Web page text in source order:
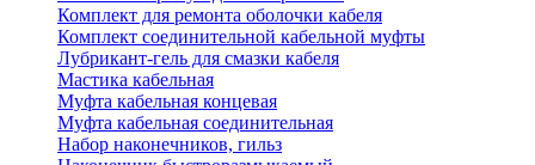
Комплект для ремонта оболочки кабеля
Комплект соединительной кабельной муфты
Лубрикант-гель для смазки кабеля
Мастика кабельная
Муфта кабельная концевая
Муфта кабельная соединительная
Набор наконечников, гильз